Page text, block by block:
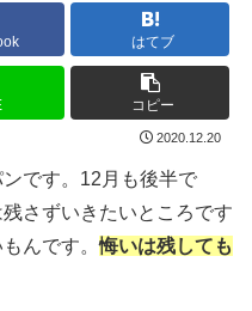
はてブ
コピー
2020.12.20
です。12月も後半で
さずいきたいところです
んです。悔いは残しても